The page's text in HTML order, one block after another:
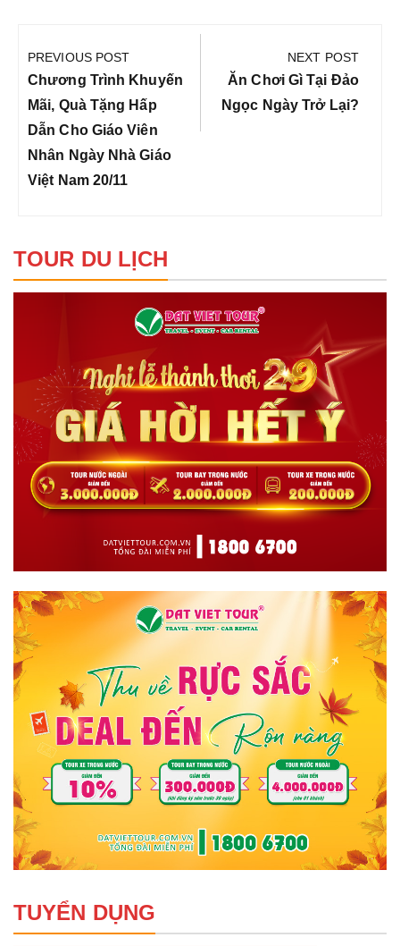
hướng
bài
viết
PREVIOUS POST
Previous
Post:
Chương Trình Khuyến
Mãi, Quà Tặng Hấp
Dẫn Cho Giáo Viên
Nhân Ngày Nhà Giáo
Việt Nam 20/11
NEXT POST
Next
Post:
Ăn Chơi Gì Tại Đảo
Ngọc Ngày Trở Lại?
TOUR DU LỊCH
TUYỂN DỤNG